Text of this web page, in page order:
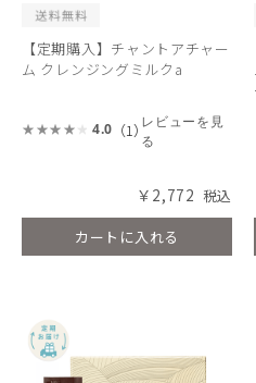
【定期購入】チャントアチャー
ム クレンジングミルクa
4.0 （1） レビューを見
る
￥2,772
カートに入れる